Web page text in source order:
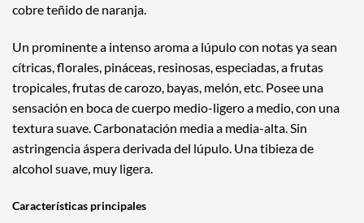
cobre teñido de naranja.
Un prominente a intenso aroma a lúpulo con notas ya sean
cítricas, florales, pináceas, resinosas, especiadas, a frutas
tropicales, frutas de carozo, bayas, melón, etc. Posee una
sensación en boca de cuerpo medio-ligero a medio, con una
textura suave. Carbonatación media a media-alta. Sin
astringencia áspera derivada del lúpulo. Una tibieza de
alcohol suave, muy ligera.
Características principales